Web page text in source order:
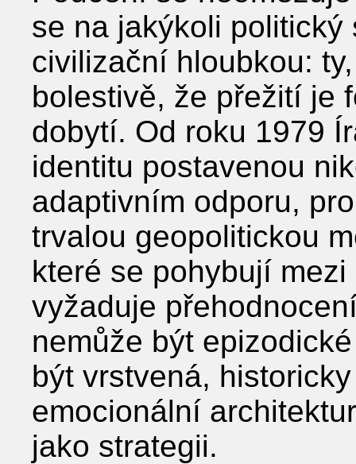
se na jakýkoli politický
civilizační hloubkou:
bolestivě, že přežití je
dobytí. Od roku 1979
identitu postavenou
adaptivním odporu,
trvalou geopolitickou
které se pohybují
vyžaduje
nemůže být
být vrstvená,
emocionální
jako strategii.